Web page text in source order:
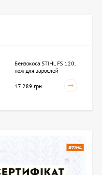
Бензокоса STIHL FS 120,
нож для зарослей
17 289 грн.